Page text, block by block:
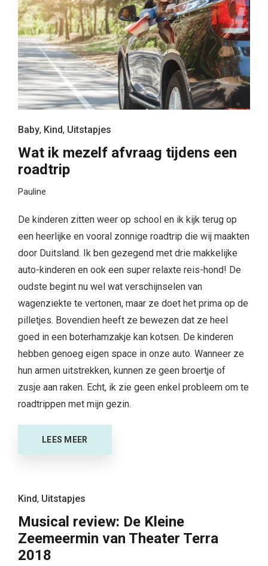
Baby, Kind, Uitstapjes
Wat ik mezelf afvraag tijdens een
roadtrip
Pauline
De kinderen zitten weer op school en ik kijk terug op
een heerlijke en vooral zonnige roadtrip die wij maakten
door Duitsland. Ik ben gezegend met drie makkelijke
auto-kinderen en ook een super relaxte reis-hond! De
oudste begint nu wel wat verschijnselen van
wagenziekte te vertonen, maar ze doet het prima op de
pilletjes. Bovendien heeft ze bewezen dat ze heel
goed in een boterhamzakje kan kotsen. De kinderen
hebben genoeg eigen space in onze auto. Wanneer ze
hun armen uitstrekken, kunnen ze geen broertje of
zusje aan raken. Echt, ik zie geen enkel probleem om te
roadtrippen met mijn gezin.
LEES MEER
Kind, Uitstapjes
Musical review: De Kleine
Zeemeermin van Theater Terra
2018